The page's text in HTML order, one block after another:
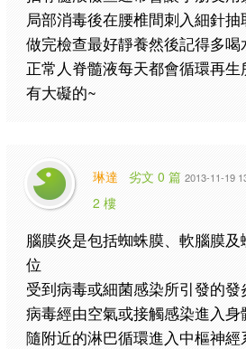
局部消毒後在腰椎間刺入細針抽
做完檢查最好靜養然後記得多喝
正常人脊髓液每天都會循環再
有大礙的~
琳達 劣文 0 篇 2013-11-19
2 樓
腦膜炎是包括蜘蛛膜、軟腦膜
位
受到病毒或細菌感染所引發的發
病毒經由空氣或接觸感染進入
隨附近的淋巴循環進入中樞神